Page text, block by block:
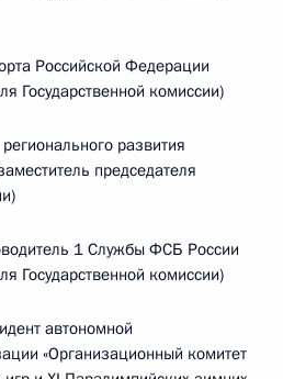
Российской Федерации
Государственной комиссии)
развития
председателя
1 Службы ФСБ России
Государственной комиссии)
автономной
«Организационный комитет